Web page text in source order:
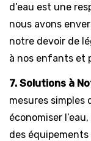
d’eau est une
nous avons
notre devoir de
à nos enfants et
7. Solutions à
mesures simples
économiser
des équipements